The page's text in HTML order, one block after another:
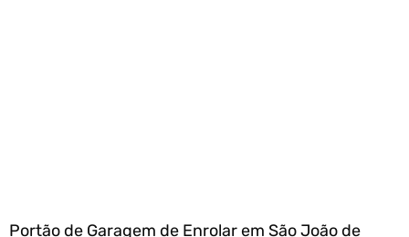
Portão de Garagem de Enrolar em São João de